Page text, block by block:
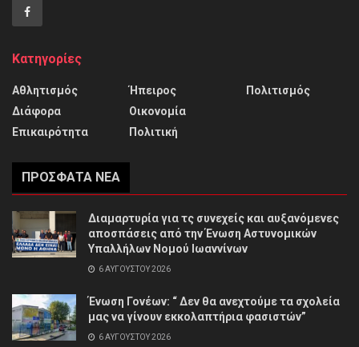
Κατηγορίες
Αθλητισμός
Διάφορα
Επικαιρότητα
Ήπειρος
Οικονομία
Πολιτική
Πολιτισμός
ΠΡΌΣΦΑΤΑ ΝΈΑ
Διαμαρτυρία για τς συνεχείς και αυξανόμενες
αποσπάσεις από την Ένωση Αστυνομικών
Υπαλλήλων Νομού Ιωαννίνων
6 ΑΥΓΟΎΣΤΟΥ 2026
Ένωση Γονέων: “ Δεν θα ανεχτούμε τα σχολεία
μας να γίνουν εκκολαπτήρια φασιστών”
6 ΑΥΓΟΎΣΤΟΥ 2026